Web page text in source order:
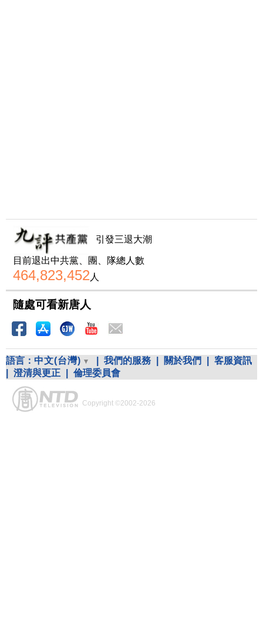
引發三退大潮
目前退出中共黨、團、隊總人數
464,823,452 人
隨處可看新唐人
語言： 中文(台灣) 我們的服務 關於我們
客服資訊
澄清與更正 倫理委員會
Copyright ©2002-2026